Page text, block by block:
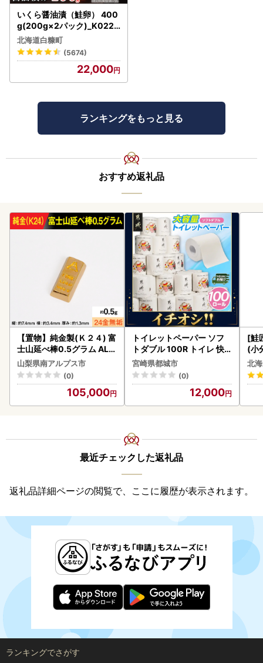
いくら醤油漬（鮭卵） 400
g(200g×2パック)_K022-
1676
北海道白糠町
(5674)
22,000
ランキングをもっと見る
おすすめ返礼品
【置物】純金製(Ｋ２４) 富
士山延べ棒0.5グラム ALP
BK181
山梨県南アルプス市
(0)
105,000
トイレットペーパー ソフ
トダブル 100R トイレ 快
速〔12-I5-TP100-R〕
宮崎県都城市
(0)
12,000
[鮭
(小
5
北
最近チェックした返礼品
返礼品詳細ページの閲覧で、ここに履歴が表示されます。
ランキングでさがす